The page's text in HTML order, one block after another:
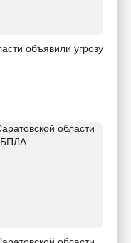
объявили угрозу